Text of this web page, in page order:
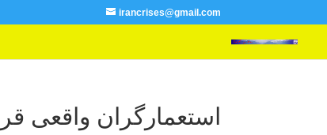
irancrises@gmail.com
استعمارگران واقعی